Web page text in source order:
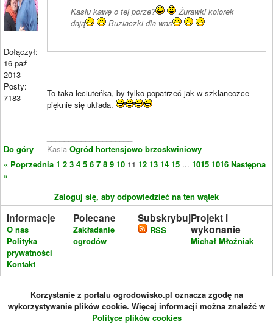
Dołączył:
16 paź
2013
Posty:
7183
Do góry
Kasiu kawę o tej porze?
Żurawki kolorek
dają
Buziaczki dla was
To taka leciuteńka, by tylko popatrzeć jak w szklaneczce
pięknie się układa.
Kasia Ogród hortensjowo brzoskwiniowy
« Poprzednia 1 2 3 4 5 6 7 8 9 10 11 12 13 14 15 ... 1015 1016 Następna
»
Zaloguj się, aby odpowiedzieć na ten wątek
Informacje
O nas
Polityka
prywatności
Kontakt
Polecane
Zakładanie
ogrodów
Subskrybuj
RSS
Projekt i
wykonanie
Michał Młoźniak
Korzystanie z portalu ogrodowisko.pl oznacza zgodę na
wykorzystywanie plików cookie. Więcej informacji można znaleźć w
Polityce plików cookies